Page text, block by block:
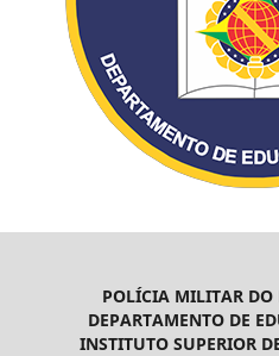
POLÍCIA MILITAR DO
DEPARTAMENTO DE
INSTITUTO SUPERIOR